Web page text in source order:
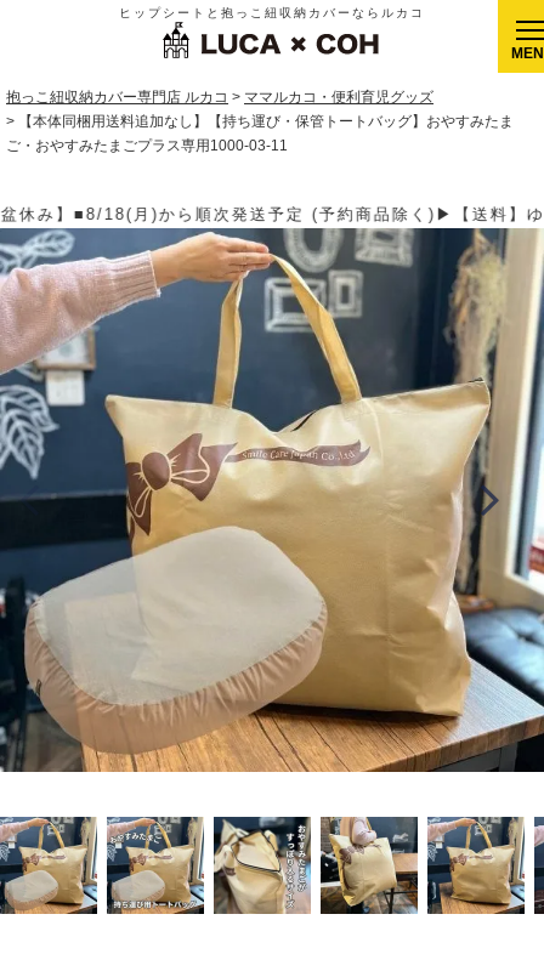
ヒップシートと抱っこ紐収納カバーならルカコ
抱っこ紐収納カバー専門店 ルカコ
ママルカコ・便利育児グッズ
【本体同梱用送料追加なし】【持ち運び・保管トートバッグ】おやすみたま
ご・おやすみたまごプラス専用1000-03-11
送料】ゆうパケット400円(全国一律)、ゆうパック900円(